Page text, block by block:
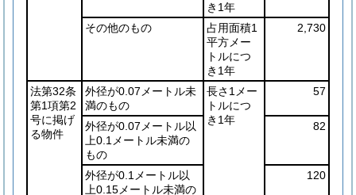
き1年
その他のもの
占用面積1
平方メー
トルにつ
き1年
2,730
法第32条
第1項第2
号に掲げ
る物件
外径が0.07メートル未
満のもの
長さ1メー
トルにつ
き1年
57
外径が0.07メートル以
上0.1メートル未満の
もの
82
外径が0.1メートル以
上0.15メートル未満の
120